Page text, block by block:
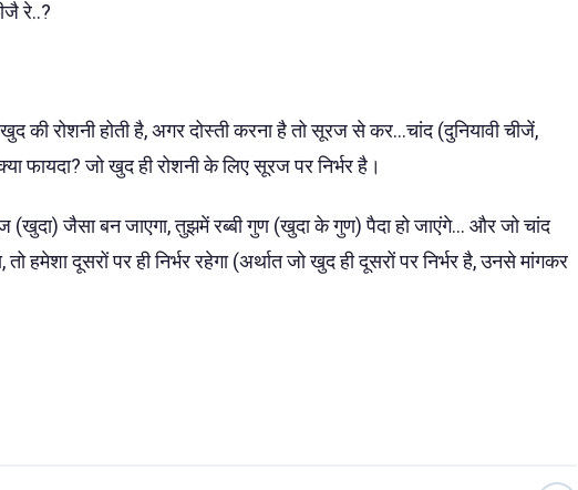
रे..?
की रोशनी होती है, अगर दोस्ती करना है तो सूरज से कर...चांद (दुनियावी चीजें,
फायदा? जो खुद ही रोशनी के लिए सूरज पर निर्भर है।
जैसा बन जाएगा, तुझमें रब्बी गुण (खुदा के गुण) पैदा हो जाएंगे... और जो चांद
हमेशा दूसरों पर ही निर्भर रहेगा (अर्थात जो खुद ही दूसरों पर निर्भर है, उनसे मांगकर